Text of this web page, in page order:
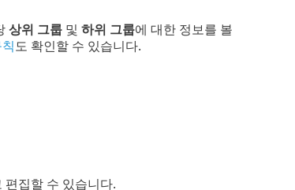
상위 그룹및 하위 그룹에 대한 정보를 볼
도 확인할 수 있습니다.
편집할 수 있습니다.